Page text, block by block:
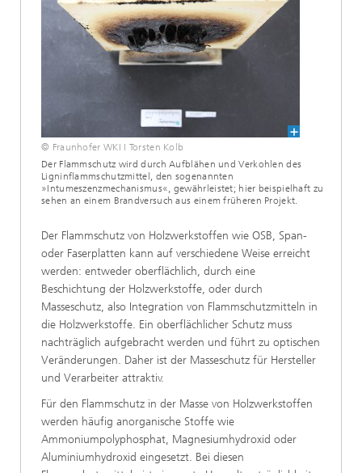
© Fraunhofer WKI I Torsten Kolb
Der Flammschutz wird durch Aufblähen und Verkohlen des
Ligninflammschutzmittel, den sogenannten
»Intumeszenzmechanismus«, gewährleistet; hier beispielhaft zu
sehen an einem Brandversuch aus einem früheren Projekt.
Der Flammschutz von Holzwerkstoffen wie OSB, Span-
oder Faserplatten kann auf verschiedene Weise erreicht
werden: entweder oberflächlich, durch eine
Beschichtung der Holzwerkstoffe, oder durch
Masseschutz, also Integration von Flammschutzmitteln in
die Holzwerkstoffe. Ein oberflächlicher Schutz muss
nachträglich aufgebracht werden und führt zu optischen
Veränderungen. Daher ist der Masseschutz für Hersteller
und Verarbeiter attraktiv.
Für den Flammschutz in der Masse von Holzwerkstoffen
werden häufig anorganische Stoffe wie
Ammoniumpolyphosphat, Magnesiumhydroxid oder
Aluminiumhydroxid eingesetzt. Bei diesen